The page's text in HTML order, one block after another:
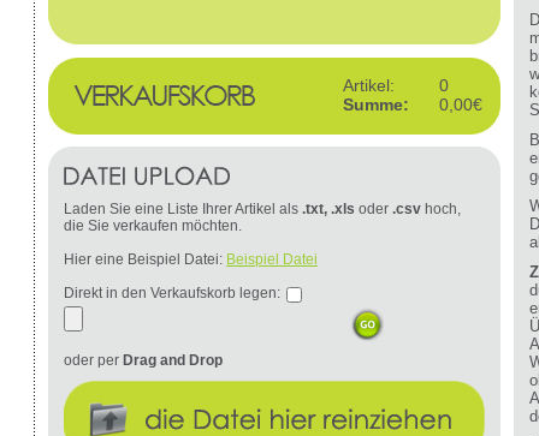
Artikel:
0
Summe:
0,00€
Laden Sie eine Liste Ihrer Artikel als .txt, .xls oder .csv hoch,
die Sie verkaufen möchten.
Hier eine Beispiel Datei: Beispiel Datei
Direkt in den Verkaufskorb legen:
oder per Drag and Drop